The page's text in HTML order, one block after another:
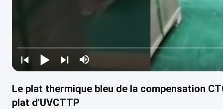
Le plat thermique bleu de la compensation
plat d'UVCTTP